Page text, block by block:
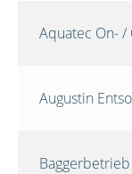
Aquatec On- /
Augustin